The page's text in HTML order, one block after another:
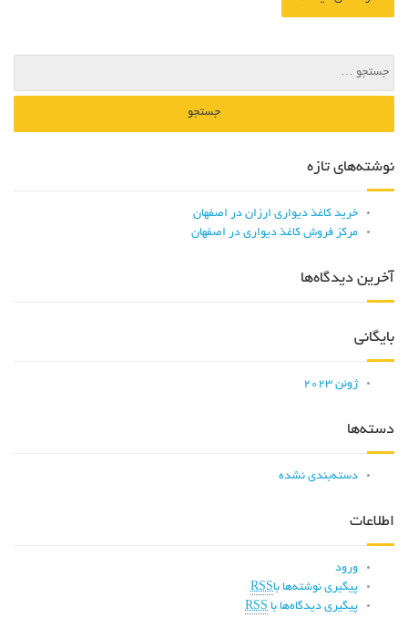
نوشته‌های تازه
خرید کاغذ دیواری ارزان در اصفهان
مرکز فروش کاغذ دیواری در اصفهان
آخرین دیدگاه‌ها
بایگانی
ژوئن 2023
دسته‌ها
دسته‌بندی نشده
اطلاعات
ورود
پیگیری نوشته‌ها باRSS
پیگیری دیدگاه‌ها با RSS